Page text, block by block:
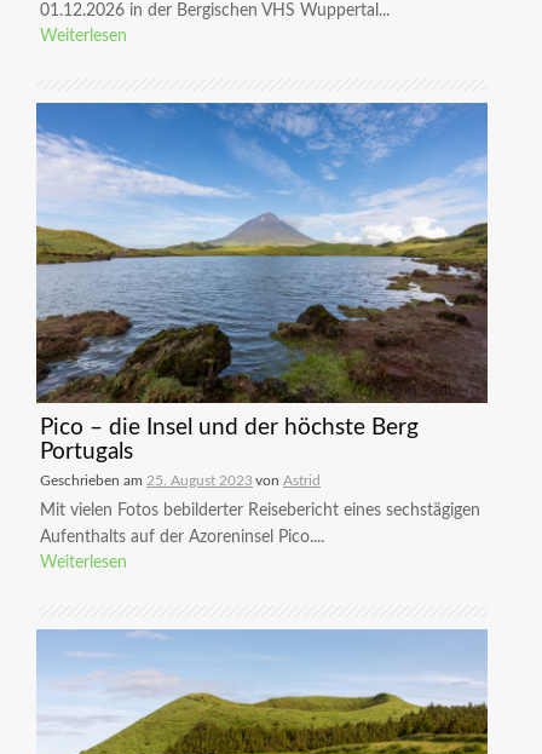
01.12.2026 in der Bergischen VHS Wuppertal...
Weiterlesen
Pico – die Insel und der höchste Berg
Portugals
Geschrieben am 25. August 2023 von Astrid
Mit vielen Fotos bebilderter Reisebericht eines sechstägigen
Aufenthalts auf der Azoreninsel Pico....
Weiterlesen